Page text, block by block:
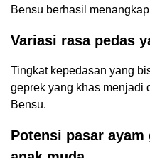
Bensu berhasil
Variasi rasa pedas
Tingkat kepedasan yang
geprek yang khas menjadi
Bensu.
Potensi pasar